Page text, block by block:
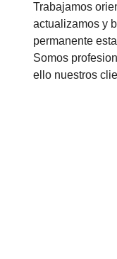
Trabajamos
actualizamos y
permanente
Somos
ello nuestros